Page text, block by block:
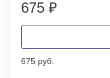
675 ₽
675 руб.